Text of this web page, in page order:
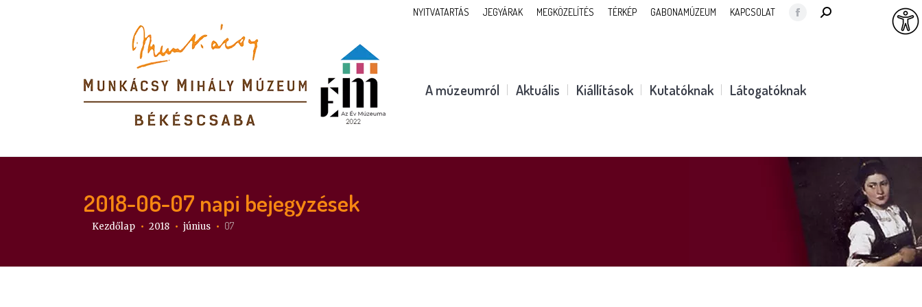
NYITVATARTÁS JEGYÁRAK MEGKÖZELÍTÉS TÉRKÉP GABONAMÚZEUM KAPCSOLAT
Facebook
new
SEARCH:
A múzeumról Aktuális Kiállítások Kutatóknak Látogatóknak
2018-06-07 napi bejegyzések
Itt vagy:
Kezdőlap 2018 június 07